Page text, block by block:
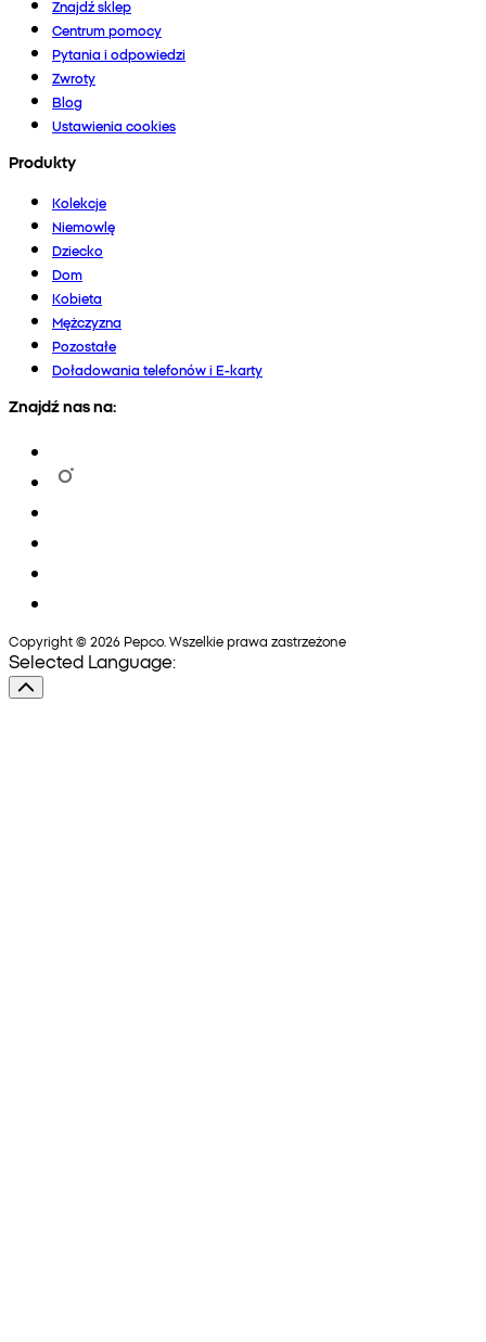
Znajdź sklep
Centrum pomocy
Pytania i odpowiedzi
Zwroty
Blog
Ustawienia cookies
Produkty
Kolekcje
Niemowlę
Dziecko
Dom
Kobieta
Mężczyzna
Pozostałe
Doładowania telefonów i E-karty
Znajdź nas na:
Copyright © 2026 Pepco. Wszelkie prawa zastrzeżone
Selected Language: